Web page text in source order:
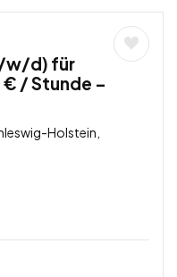
w/d) für
/ Stunde –
Holstein,